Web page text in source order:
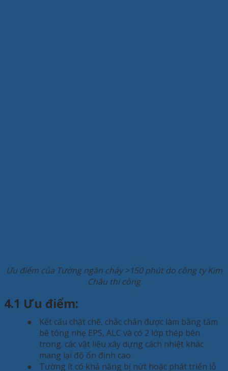
Ưu điểm của Tường ngăn cháy >150 phút do công ty Kim
Châu thi công
4.1 Ưu điểm:
●
Kết cấu chặt chẽ, chắc chắn được làm bằng tấm
bê tông nhẹ EPS, ALC và có 2 lớp thép bên
trong. các vật liệu xây dựng cách nhiệt khác
mang lại độ ổn định cao.
●
Tường ít có khả năng bị nứt hoặc phát triển lỗ